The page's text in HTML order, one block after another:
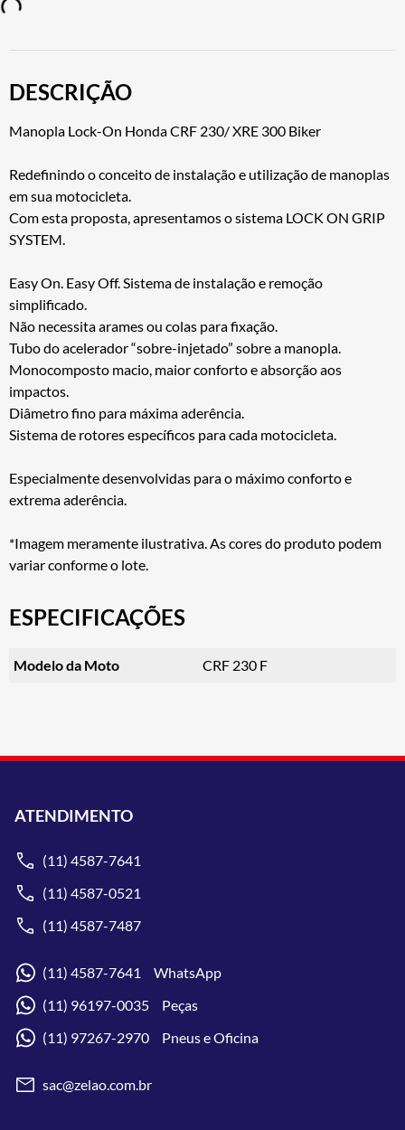
DESCRIÇÃO
Manopla Lock-On Honda CRF 230/ XRE 300 Biker
Redefinindo o conceito de instalação e utilização de manoplas
em sua motocicleta.
Com esta proposta, apresentamos o sistema LOCK ON GRIP
SYSTEM.
Easy On. Easy Off. Sistema de instalação e remoção
simplificado.
Não necessita arames ou colas para fixação.
Tubo do acelerador “sobre-injetado” sobre a manopla.
Monocomposto macio, maior conforto e absorção aos
impactos.
Diâmetro fino para máxima aderência.
Sistema de rotores específicos para cada motocicleta.
Especialmente desenvolvidas para o máximo conforto e
extrema aderência.
*Imagem meramente ilustrativa. As cores do produto podem
variar conforme o lote.
ESPECIFICAÇÕES
Modelo da Moto CRF 230 F
ATENDIMENTO
(11) 4587-7641
(11) 4587-0521
(11) 4587-7487
(11) 4587-7641 WhatsApp
(11) 96197-0035 Peças
(11) 97267-2970 Pneus e Oficina
sac@zelao.com.br